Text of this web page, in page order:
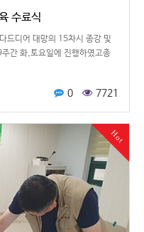
수료식
드디어 대망의 15차시 종강 및
간 화,토요일에 진행하였고총
0 7721
Hot